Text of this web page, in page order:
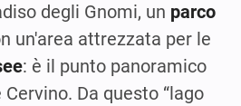
degli Gnomi, un parco
un'area attrezzata per le
: è il punto panoramico
Da questo “lago